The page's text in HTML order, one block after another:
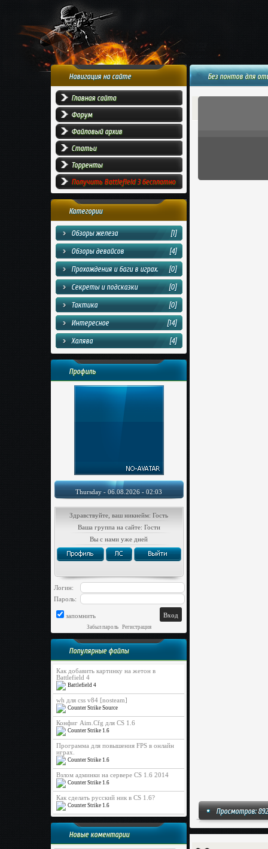
Навигация на сайте
Главная сайта
Форум
Файловый архив
Статьи
Торренты
Получить Battlefield 3 бесплатно
Категории
Обзоры железа
[1]
Обзоры девайсов
[4]
Прохождения и баги в играх.
[0]
Секреты и подсказки
[0]
Тактика
[0]
Интересное
[14]
Халява
[4]
Профиль
Thursday - 06.08.2026 - 02:03
Здравствуйте, ваш никнейм: Гость
Ваша группа на сайте: Гости
Вы с нами уже дней
Логин:
Пароль:
запомнить
Забыл пароль| Регистрация
Популярные файлы
Как добавить картинку на жетон в
Battlefield 4
Battlefield 4
wh для css v84 [nosteam]
Counter Strike Source
Конфиг Aim.Cfg для CS 1.6
Counter Strike 1.6
Программа для повышения FPS в онлайн
играх.
Counter Strike 1.6
Взлом админки на сервере CS 1.6 2014
Counter Strike 1.6
Как сделать русский ник в CS 1.6?
Counter Strike 1.6
Новые коментарии
Без понтов для
Просмотров: 892